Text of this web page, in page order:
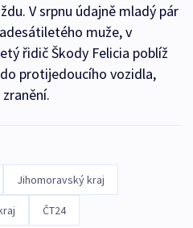
V srpnu údajně mladý pár
muže, v
řidič Škody Felicia poblíž
protijedoucího vozidla,
Jihomoravský kraj
ČT24